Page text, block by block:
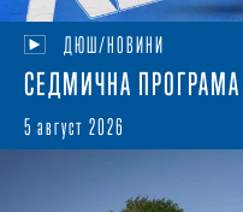
ДЮШ/НОВИНИ
СЕДМИЧНА
5 август 2026